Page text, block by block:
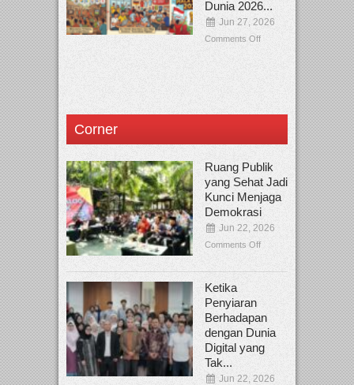
Dunia 2026...
Jun 27, 2026
Comments Off
Corner
Ruang Publik
yang Sehat Jadi
Kunci Menjaga
Demokrasi
Jun 22, 2026
Comments Off
Ketika
Penyiaran
Berhadapan
dengan Dunia
Digital yang
Tak...
Jun 22, 2026